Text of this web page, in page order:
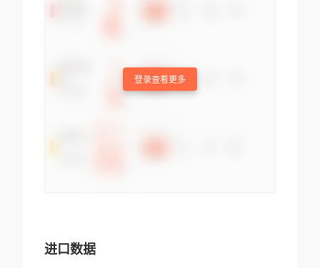
登录查看更多
进口数据